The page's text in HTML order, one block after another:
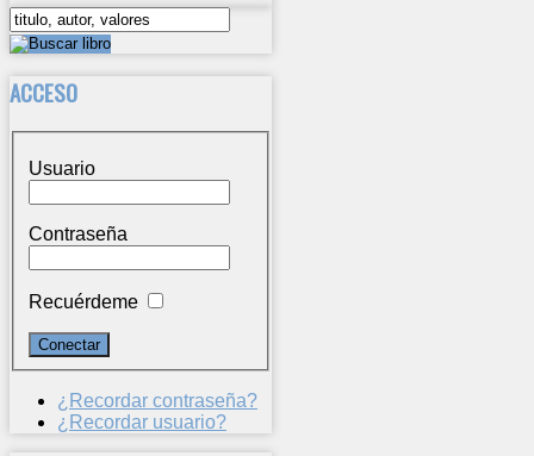
ACCESO
Usuario
Contraseña
Recuérdeme
¿Recordar contraseña?
¿Recordar usuario?